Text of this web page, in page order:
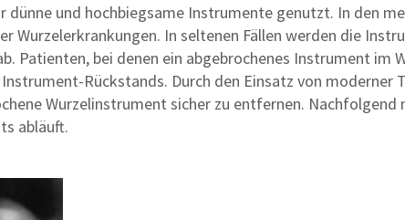
dünne und hochbiegsame Instrumente genutzt. In den
Wurzelerkrankungen. In seltenen Fällen werden die
Patienten, bei denen ein abgebrochenes Instrument im
Rückstands. Durch den Einsatz von moderner
Wurzelinstrument sicher zu entfernen.
abläuft.